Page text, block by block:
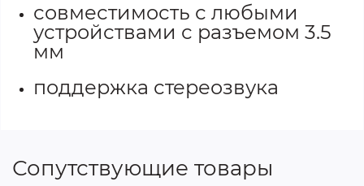
совместимость с любыми
устройствами с разъемом 3.5
мм
поддержка стереозвука
Сопутствующие товары